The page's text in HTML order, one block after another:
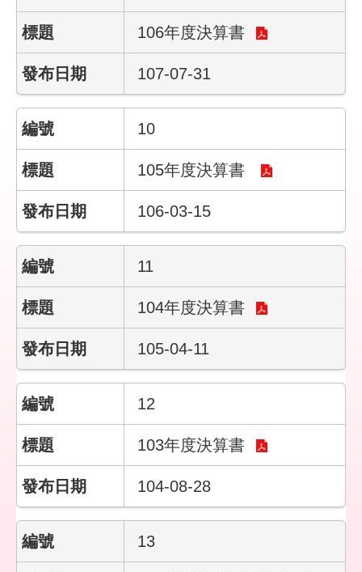
動
局
臺
政
府
臺
通
聯
絡
我
隱
私
權
與
訊
安
全
政
策
106年度決算書
107-07-31
10
105年度決算書
106-03-15
11
104年度決算書
105-04-11
12
103年度決算書
104-08-28
13